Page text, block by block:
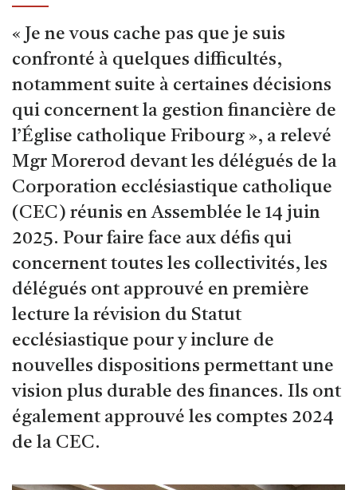
« Je ne vous cache pas que je suis
confronté à quelques difficultés,
notamment suite à certaines décisions
qui concernent la gestion financière de
l’Église catholique Fribourg », a relevé
Mgr Morerod devant les délégués de la
Corporation ecclésiastique catholique
(CEC) réunis en Assemblée le 14 juin
2025. Pour faire face aux défis qui
concernent toutes les collectivités, les
délégués ont approuvé en première
lecture la révision du Statut
ecclésiastique pour y inclure de
nouvelles dispositions permettant une
vision plus durable des finances. Ils ont
également approuvé les comptes 2024
de la CEC.